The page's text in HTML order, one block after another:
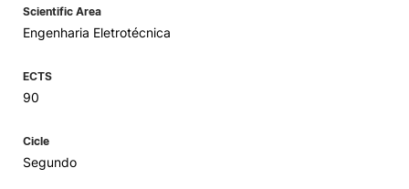
Scientific Area
Engenharia Eletrotécnica
ECTS
90
Cicle
Segundo